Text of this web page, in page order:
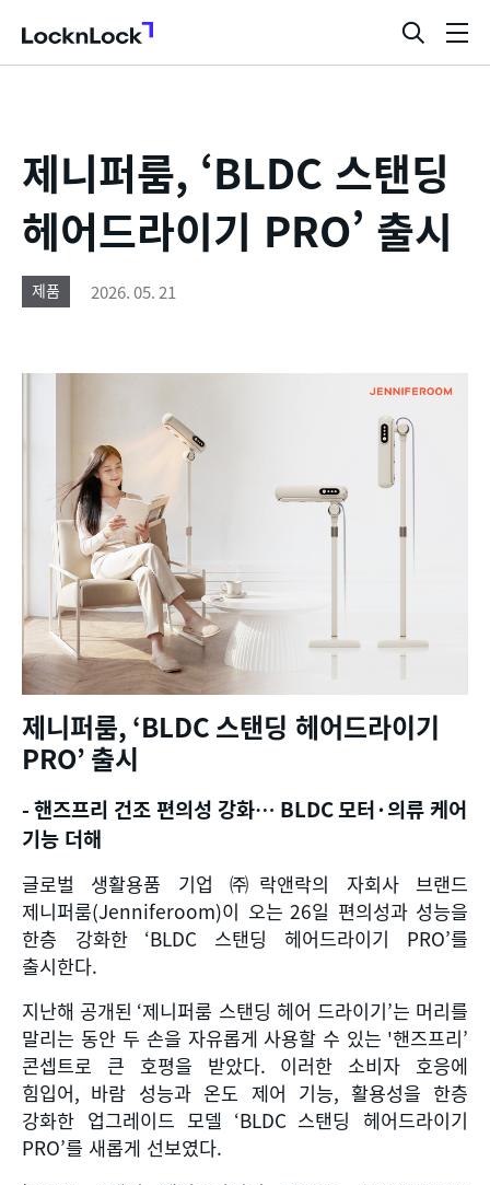
LocknLock
검
색
제니퍼룸, ‘BLDC 스탠딩
헤어드라이기 PRO’ 출시
제품 2026. 05. 21
제니퍼룸, ‘BLDC 스탠딩 헤어드라이기
PRO’ 출시
-핸즈프리 건조 편의성 강화… BLDC모터·의류 케어
기능 더해
글로벌 생활용품 기업 ㈜락앤락의 자회사 브랜드
제니퍼룸(Jenniferoom)이 오는 26일 편의성과 성능을
한층 강화한‘BLDC 스탠딩 헤어드라이기 PRO’를
출시한다.
지난해 공개된 ‘제니퍼룸 스탠딩 헤어 드라이기’는 머리를
말리는 동안 두 손을 자유롭게 사용할 수 있는 '핸즈프리’
콘셉트로 큰 호평을 받았다. 이러한 소비자 호응에
힘입어, 바람 성능과 온도 제어 기능, 활용성을 한층
강화한 업그레이드 모델 ‘BLDC 스탠딩 헤어드라이기
PRO’를 새롭게 선보였다.